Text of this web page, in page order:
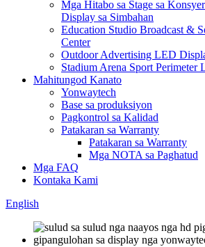
Mga Hitabo sa Stage sa
Display sa Simbahan
Education Studio Broadcast &
Center
Outdoor Advertising LED
Stadium Arena Sport Perimeter
Mahitungod Kanato
Yonwaytech
Base sa produksiyon
Pagkontrol sa Kalidad
Patakaran sa Warranty
Patakaran sa Warranty
Mga NOTA sa Paghatud
Mga FAQ
Kontaka Kami
English